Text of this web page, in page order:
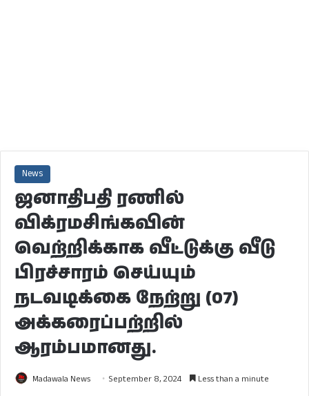
News
ஜனாதிபதி ரணில்
விக்ரமசிங்கவின்
வெற்றிக்காக வீட்டுக்கு வீடு
பிரச்சாரம் செய்யும்
நடவடிக்கை நேற்று (07)
அக்கரைப்பற்றில்
ஆரம்பமானது.
Madawala News September 8, 2024 Less than a minute